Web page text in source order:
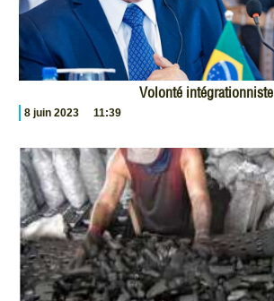
Volonté intégrationniste
8 juin 2023 11:39